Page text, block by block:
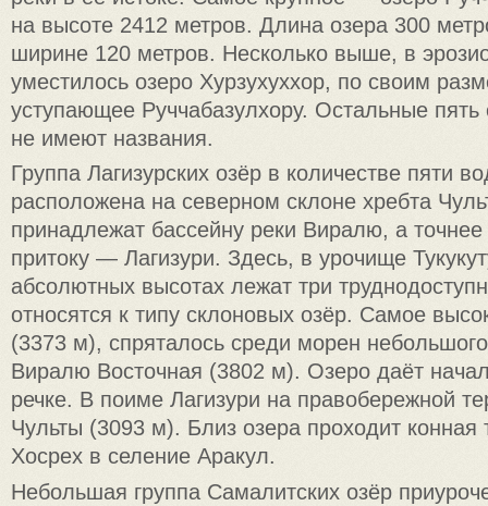
на высоте 2412 метров. Длина озера 300
ширине 120 метров. Несколько выше, в
уместилось озеро Хурзухуххор, по своим
уступающее Руччабазулхору. Остальные
не имеют названия.
Группа Лагизурских озёр в количестве пяти
расположена на северном склоне хребта
принадлежат бассейну реки Виралю, а
притоку — Лагизури. Здесь, в урочище
абсолютных высотах лежат три
относятся к типу склоновых озёр. Самое
(3373 м), спряталось среди морен
Виралю Восточная (3802 м). Озеро даёт
речке. В поиме Лагизури на правобережной
Чульты (3093 м). Близ озера проходит конная
Хосрех в селение Аракул.
Небольшая группа Самалитских озёр